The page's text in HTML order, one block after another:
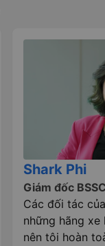
Shark Phi
Giám đốc
Các đối tác
những hãng
nên tôi hoàn